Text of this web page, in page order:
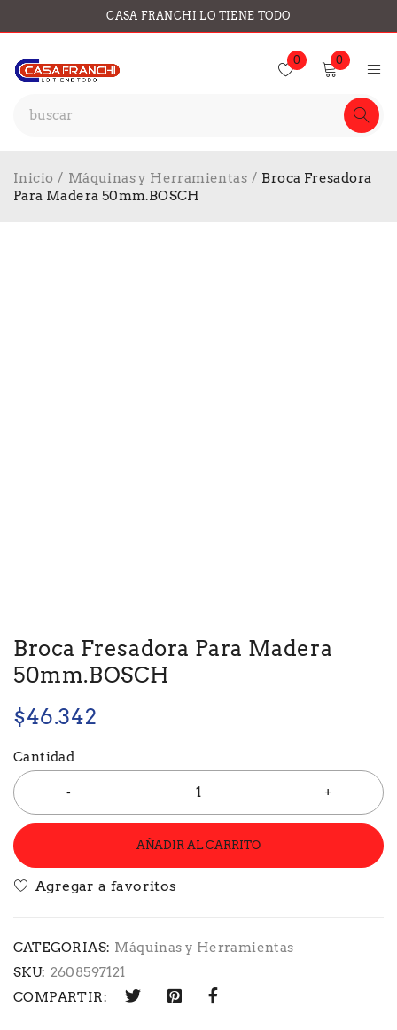
CASA FRANCHI LO TIENE TODO
0 0
Inicio / Máquinas y Herramientas / Broca Fresadora
Para Madera 50mm.BOSCH
Broca Fresadora Para Madera
50mm.BOSCH
$46.342
Cantidad
AÑADIR AL CARRITO
CATEGORIAS: Máquinas y Herramientas
SKU: 2608597121
COMPARTIR: